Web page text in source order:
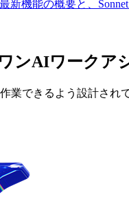
最新機能の概要と、
ンAIワークア
業できるよう設計され